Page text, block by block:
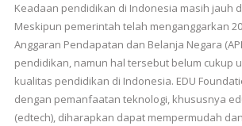
Keadaan pendidikan di Indonesia masih jauh
Meskipun pemerintah telah menganggarkan
Anggaran Pendapatan dan Belanja Negara
pendidikan, namun hal tersebut belum cukup
kualitas pendidikan di Indonesia. EDU
dengan pemanfaatan teknologi, khususnya
(edtech), diharapkan dapat mempermudah